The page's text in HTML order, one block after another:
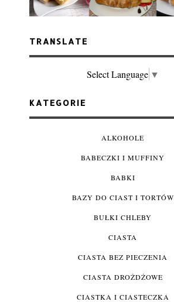
TRANSLATE
Select Language ▼
KATEGORIE
ALKOHOLE
BABECZKI I MUFFINY
BABKI
BAZY DO CIAST I TORTÓW
BUŁKI CHLEBY
CIASTA
CIASTA BEZ PIECZENIA
CIASTA DROŻDŻOWE
CIASTKA I CIASTECZKA